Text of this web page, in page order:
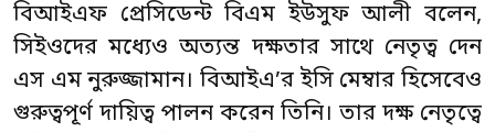
বিআইএফ প্রেসিডেন্ট বিএম ইউসুফ আলী বলেন,
সিইওদের মধ্যেও অত্যন্ত দক্ষতার সাথে নেতৃত্ব দেন
এস এম নুরুজ্জামান। বিআইএ’র ইসি মেম্বার হিসেবেও
গুরুত্বপূর্ণ দায়িত্ব পালন করেন তিনি। তার দক্ষ নেতৃত্বে